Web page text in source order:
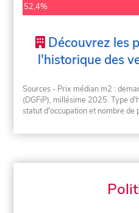
52,4%
Découvrez les
l'historique des
Sources - Prix médian m2 :
(DGFiP), millésime 2025. Type
statut d'occupation et nombre de